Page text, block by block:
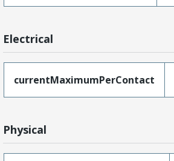
Electrical
currentMaximumPerContact
Physical